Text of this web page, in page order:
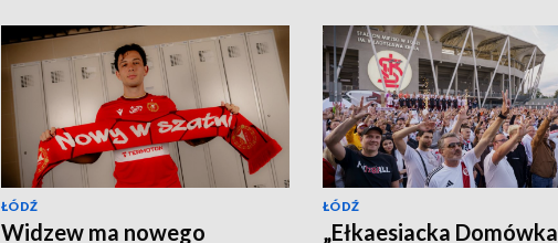
ŁÓDŹ
Widzew ma nowego
ŁÓDŹ
„Ełkaesiacka